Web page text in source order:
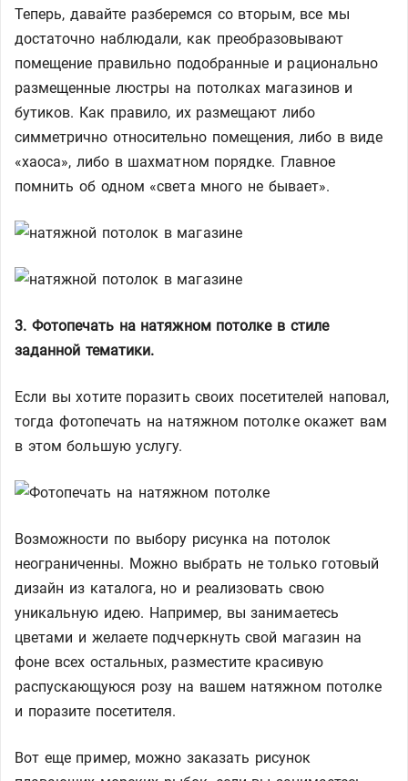
Теперь, давайте разберемся со вторым, все мы
достаточно наблюдали, как преобразовывают
помещение правильно подобранные и рационально
размещенные люстры на потолках магазинов и
бутиков. Как правило, их размещают либо
симметрично относительно помещения, либо в виде
«хаоса», либо в шахматном порядке. Главное
помнить об одном «света много не бывает».
3. Фотопечать на натяжном потолке в стиле
заданной тематики.
Если вы хотите поразить своих посетителей наповал,
тогда фотопечать на натяжном потолке окажет вам
в этом большую услугу.
Возможности по выбору рисунка на потолок
неограниченны. Можно выбрать не только готовый
дизайн из каталога, но и реализовать свою
уникальную идею. Например, вы занимаетесь
цветами и желаете подчеркнуть свой магазин на
фоне всех остальных, разместите красивую
распускающуюся розу на вашем натяжном потолке
и поразите посетителя.
Вот еще пример, можно заказать рисунок